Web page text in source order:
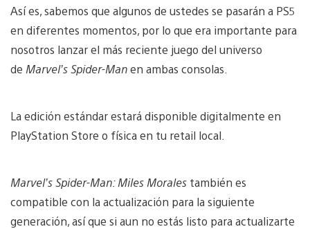
Así es, sabemos que algunos de ustedes se pasarán a PS5
en diferentes momentos, por lo que era importante para
nosotros lanzar el más reciente juego del universo
de Marvel’s Spider-Manen ambas consolas.
La edición estándar estará disponible digitalmente en
PlayStation Store o física en tu retail local.
Marvel’s Spider-Man: Miles Morales también es
compatible con la actualización para la siguiente
generación, así que si aun no estás listo para actualizarte